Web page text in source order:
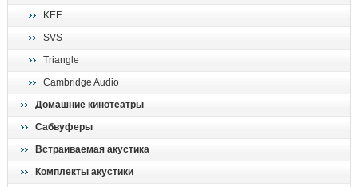
KEF
SVS
Triangle
Cambridge Audio
Домашние кинотеатры
Сабвуферы
Встраиваемая акустика
Комплекты акустики